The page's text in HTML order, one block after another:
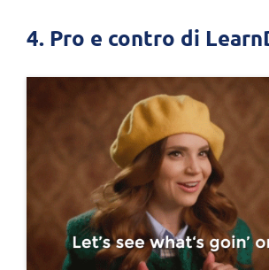
4. Pro e contro di